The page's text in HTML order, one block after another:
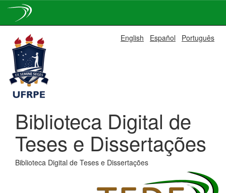
navigation
English Español Português
Biblioteca Digital de
Teses e Dissertações
Biblioteca Digital de Teses e Dissertações